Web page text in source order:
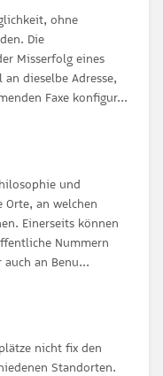
ohne
Die
Misserfolg eines
dieselbe Adresse,
Faxe konfigur...
und
an welchen
Einerseits können
Nummern
an Benu...
nicht fix den
Standorten.